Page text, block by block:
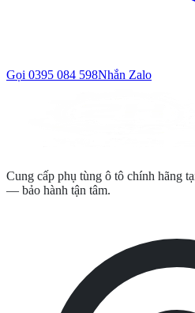
Gọi 0395 084 598Nhắn Zalo
Cung cấp phụ tùng ô tô chính hãng
— bảo hành tận tâm.